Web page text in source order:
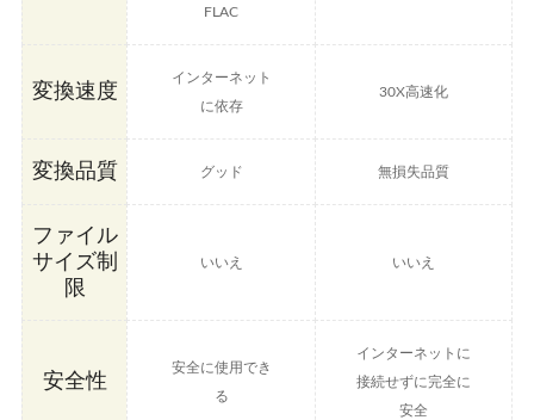
FLAC
変換速度
インターネット
に依存
30X高速化
変換品質 グッド 無損失品質
ファイル
サイズ制
限
いいえ いいえ
安全性
安全に使用でき
る
インターネットに
接続せずに完全に
安全